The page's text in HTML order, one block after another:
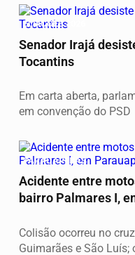
ELEIÇÕES 2026
Senador Irajá
Tocantins
Em carta aberta,
em convenção do PSD
PARAUAPEBAS
Acidente entre
bairro Palmares I,
Colisão ocorreu no
Guimarães e São